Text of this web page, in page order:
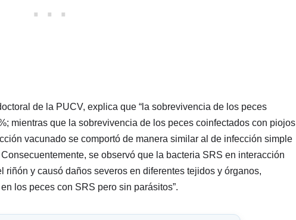
de la PUCV, explica que “la sobrevivencia de los peces
mientras que la sobrevivencia de los peces coinfectados con piojos
vacunado se comportó de manera similar al de infección simple
se observó que la bacteria SRS en interacción
y causó daños severos en diferentes tejidos y órganos,
los peces con SRS pero sin parásitos”.